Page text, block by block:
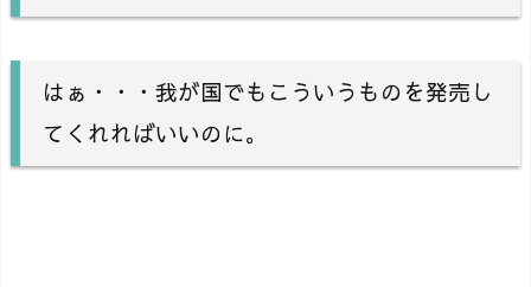
はぁ・・・我が国でもこういうものを発売し
てくれればいいのに。